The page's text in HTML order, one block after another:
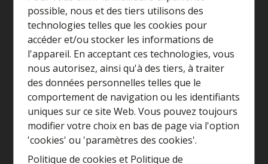
possible, nous et des tiers utilisons des
technologies telles que les cookies pour
accéder et/ou stocker les informations de
l'appareil. En acceptant ces technologies, vous
nous autorisez, ainsi qu'à des tiers, à traiter
des données personnelles telles que le
comportement de navigation ou les identifiants
uniques sur ce site Web. Vous pouvez toujours
modifier votre choix en bas de page via l'option
'cookies' ou 'paramètres des cookies'.
Politique de cookies et Politique de
Général
Adresse
Barbierstraat 61, 1861 Wolvertem
Superficie terrain
689 m²
Curieux de connaître la
valeur de votre maison ?
Estimation gratuite